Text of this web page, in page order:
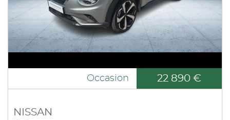
Occasion 22 890 €
NISSAN